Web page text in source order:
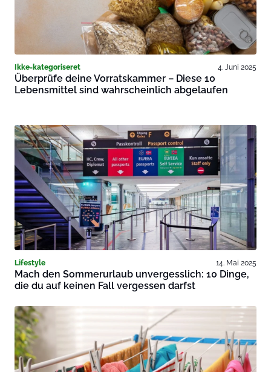
Ikke-kategoriseret 4. Juni 2025
Überprüfe deine Vorratskammer – Diese 10
Lebensmittel sind wahrscheinlich abgelaufen
Lifestyle 14. Mai 2025
Mach den Sommerurlaub unvergesslich: 10 Dinge,
die du auf keinen Fall vergessen darfst